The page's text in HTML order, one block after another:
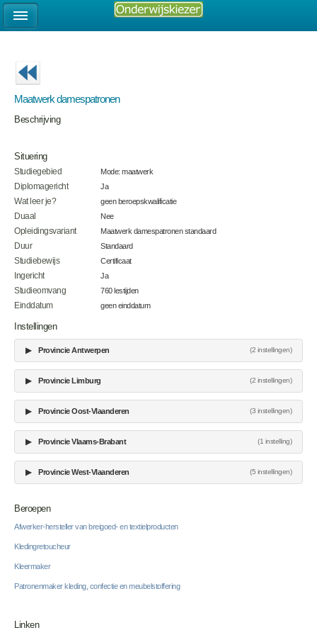
Maatwerk damespatronen
Beschrijving
Situering
Studiegebied
Mode: maatwerk
Diplomagericht
Ja
Wat leer je?
geen beroepskwalificatie
Duaal
Nee
Opleidingsvariant
Maatwerk damespatronen standaard
Duur
Standaard
Studiebewijs
Certificaat
Ingericht
Ja
Studieomvang
760 lestijden
Einddatum
geen einddatum
Instellingen
▶ Provincie Antwerpen (2 instellingen)
▶ Provincie Limburg (2 instellingen)
▶ Provincie Oost-Vlaanderen (3 instellingen)
▶ Provincie Vlaams-Brabant (1 instelling)
▶ Provincie West-Vlaanderen (5 instellingen)
Beroepen
Afwerker-hersteller van breigoed- en textielproducten
Kledingretoucheur
Kleermaker
Patronenmaker kleding, confectie en meubelstoffering
Linken